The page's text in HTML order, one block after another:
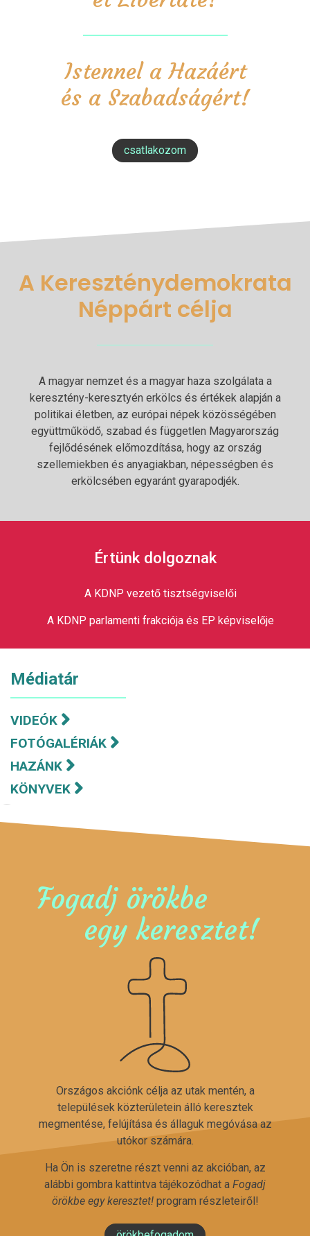
Istennel a Hazáért
és a Szabadságért!
csatlakozom
A Kereszténydemokrata
Néppárt célja
A magyar nemzet és a magyar haza szolgálata a
keresztény-keresztyén erkölcs és értékek alapján a
politikai életben, az európai népek közösségében
együttműködő, szabad és független Magyarország
fejlődésének előmozdítása, hogy az ország
szellemiekben és anyagiakban, népességben és
erkölcsében egyaránt gyarapodjék.
Értünk dolgoznak
A KDNP vezető tisztségviselői
A KDNP parlamenti frakciója és EP képviselője
Médiatár
VIDEÓK
FOTÓGALÉRIÁK
HAZÁNK
KÖNYVEK
Fogadj örökbe
egy keresztet!
Országos akciónk célja az utak mentén, a
települések közterületein álló keresztek
megmentése, felújítása és állaguk megóvása az
utókor számára.
Ha Ön is szeretne részt venni az akcióban, az
alábbi gombra kattintva tájékozódhat a Fogadj
örökbe egy keresztet!program részleteiről!